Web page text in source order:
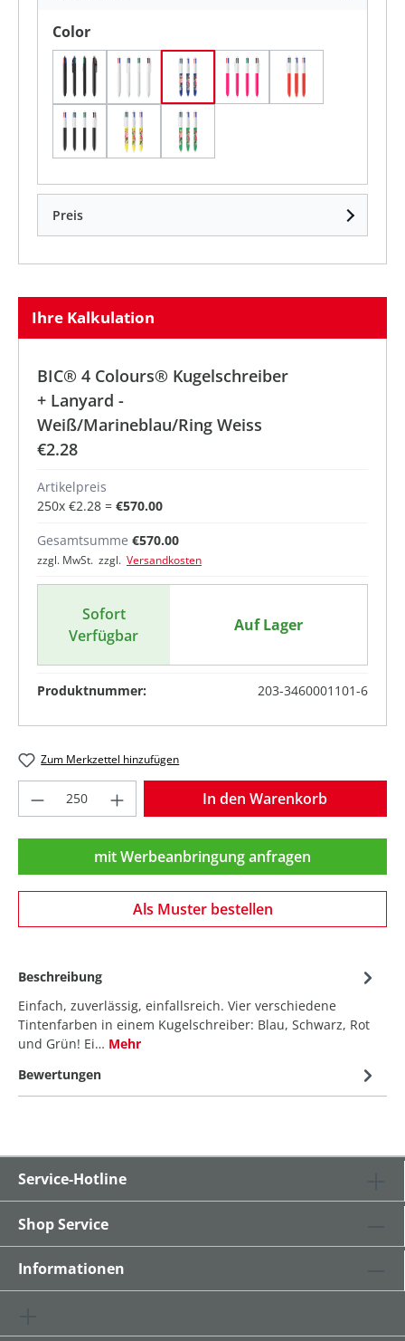
Colorauswählen
Schwarz Weiß/Marineblau/Ring Weiss
Weiß/RosaWeiß/Rot
Weiß/Schwarzweiß/gelbweiß/grün
Preis
Ihre Kalkulation
BIC® 4 Colours® Kugelschreiber
+ Lanyard -
Weiß/Marineblau/Ring Weiss
€2.28
Artikelpreis
250x €2.28 = €570.00
Gesamtsumme €570.00
zzgl. MwSt. zzgl. Versandkosten
Sofort
Verfügbar
Auf Lager
Produktnummer: 203-3460001101-6
Zum Merkzettel hinzufügen
Produkt Anzahl: Gib den gewünschten
In den Warenkorb
mit Werbeanbringung anfragen
Als Muster bestellen
Beschreibung
Einfach, zuverlässig, einfallsreich. Vier verschiedene
Tintenfarben in einem Kugelschreiber: Blau, Schwarz, Rot
und Grün! Ei… Mehr
Bewertungen
Service-Hotline
Shop Service
Informationen